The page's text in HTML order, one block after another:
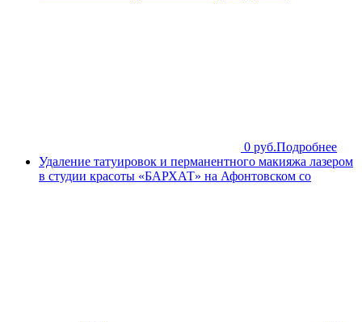
0 руб.Подробнее
Удаление татуировок и перманентного макияжа лазером
в студии красоты «БАРХАТ» на Афонтовском со